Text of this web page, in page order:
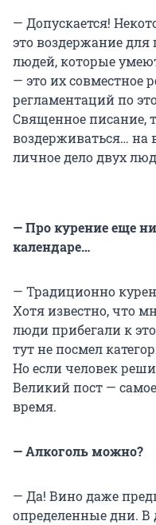
— Допускается!
это воздержание
людей, которые
— это их совместное
регламентаций по
Священное писание,
воздерживаться… на
личное дело двух
— Про курение еще
календаре…
— Традиционно
Хотя известно, что
люди прибегали к
тут не посмел
Но если человек
Великий пост —
время.
— Алкоголь можно?
— Да! Вино даже
определенные дни. В